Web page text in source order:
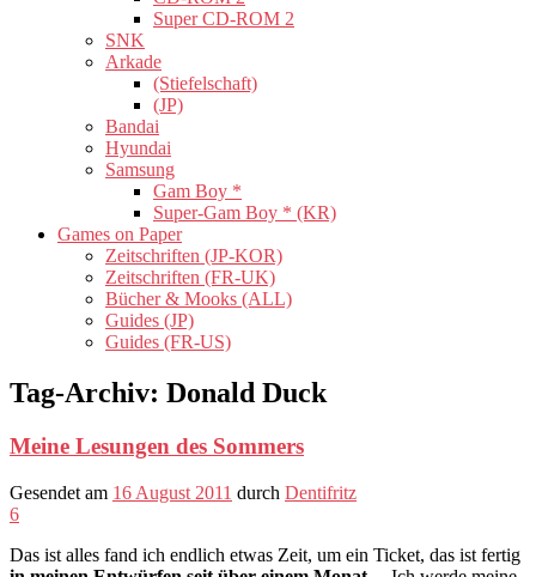
Super CD-ROM 2
SNK
Arkade
(Stiefelschaft)
(JP)
Bandai
Hyundai
Samsung
Gam Boy *
Super-Gam Boy * (KR)
Games on Paper
Zeitschriften (JP-KOR)
Zeitschriften (FR-UK)
Bücher & Mooks (ALL)
Guides (JP)
Guides (FR-US)
Tag-Archiv: Donald Duck
Meine Lesungen des Sommers
Gesendet am 16 August 2011 durch Dentifritz
6
Das ist alles fand ich endlich etwas Zeit, um ein Ticket, das ist fertig